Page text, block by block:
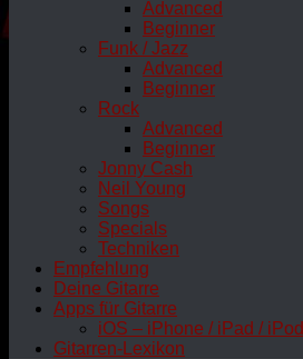
Advanced
Beginner
Funk / Jazz
Advanced
Beginner
Rock
Advanced
Beginner
Jonny Cash
Neil Young
Songs
Specials
Techniken
Empfehlung
Deine Gitarre
Apps für Gitarre
iOS – iPhone / iPad / iPod
Gitarren-Lexikon